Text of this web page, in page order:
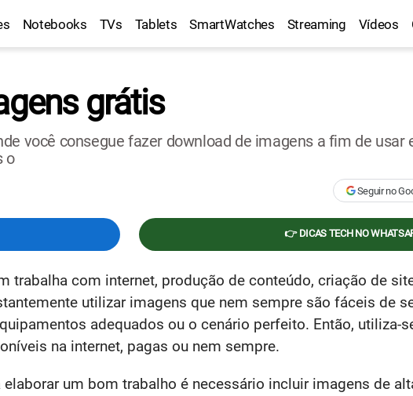
Notebooks TVs Tablets SmartWatches Streaming Vídeos
grátis
você consegue fazer download de imagens a fim de usar
o
Seguir no
👉 DICAS TECH NO
trabalha com internet, produção de conteúdo, criação de
utilizar imagens que nem sempre são fáceis de
adequados ou o cenário perfeito. Então, utiliza-
na internet, pagas ou nem sempre.
elaborar um bom trabalho é necessário incluir imagens de